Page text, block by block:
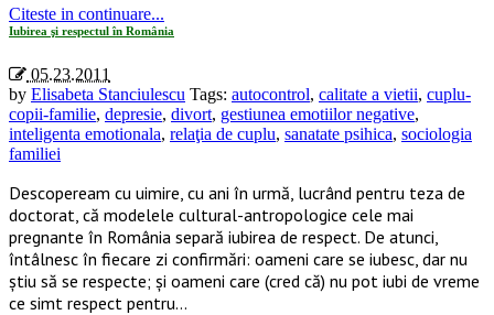
Citeste in continuare...
Iubirea şi respectul în România
05.23.2011
by Elisabeta Stanciulescu Tags: autocontrol, calitate a vietii, cuplu-
copii-familie, depresie, divort, gestiunea emotiilor negative,
inteligenta emotionala, relaţia de cuplu, sanatate psihica, sociologia
familiei
Descopeream cu uimire, cu ani în urmă, lucrând pentru teza de
doctorat, că modelele cultural-antropologice cele mai
pregnante în România separă iubirea de respect. De atunci,
întâlnesc în fiecare zi confirmări: oameni care se iubesc, dar nu
ştiu să se respecte; şi oameni care (cred că) nu pot iubi de vreme
ce simt respect pentru…